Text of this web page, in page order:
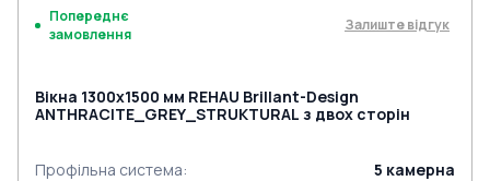
Попереднє
замовлення
Залиште відгук
Вікна 1300x1500 мм REHAU Brillant-Design
ANTHRACITE_GREY_STRUKTURAL з двох сторін
Профільна система: 5 камерна